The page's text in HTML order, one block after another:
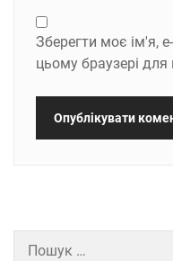
Зберегти моє ім'я,
цьому браузері